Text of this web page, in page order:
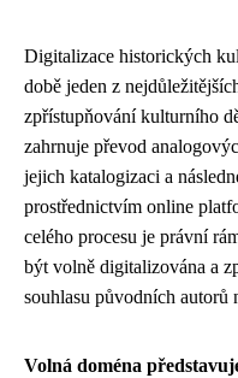
Digitalizace historických
době jeden z
zpřístupňování kulturního
zahrnuje převod
jejich katalogizaci a
prostřednictvím online
celého procesu je právní
být volně digitalizována a
souhlasu původních autorů
Volná doména